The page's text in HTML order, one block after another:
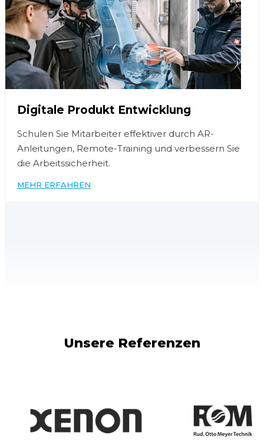
Digitale Produkt Entwicklung
Schulen Sie Mitarbeiter effektiver durch AR-
Anleitungen, Remote-Training und verbessern Sie
die Arbeitssicherheit.
MEHR ERFAHREN
Unsere Referenzen